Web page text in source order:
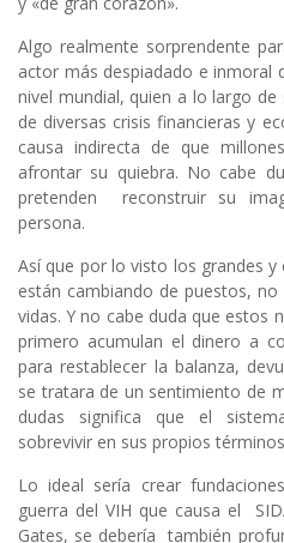
Algo realmente sorprendente
actor más despiadado e inmoral
nivel mundial, quien a lo largo
de diversas crisis financieras y
causa indirecta de que
afrontar su quiebra. No cabe
pretenden reconstruir su
persona.
Así que por lo visto los grandes
están cambiando de puestos,
vidas. Y no cabe duda que estos
primero acumulan el dinero a
para restablecer la balanza,
se tratara de un sentimiento de
dudas significa que el
sobrevivir en sus propios
Lo ideal sería crear
guerra del VIH que causa el
Gates, se debería también